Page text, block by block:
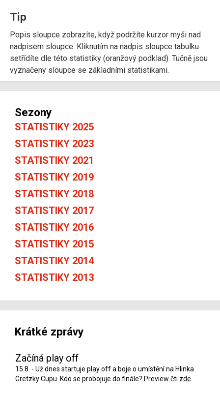
Tip
Popis sloupce zobrazíte, když podržíte kurzor myši nad
nadpisem sloupce. Kliknutím na nadpis sloupce tabulku
setřídíte dle této statistiky (oranžový podklad). Tučně jsou
vyznačeny sloupce se základními statistikami.
Sezony
STATISTIKY 2025
STATISTIKY 2023
STATISTIKY 2021
STATISTIKY 2019
STATISTIKY 2018
STATISTIKY 2017
STATISTIKY 2016
STATISTIKY 2015
STATISTIKY 2014
STATISTIKY 2013
Krátké zprávy
Začíná play off
15.8. - Už dnes startuje play off a boje o umístění na Hlinka
Gretzky Cupu. Kdo se probojuje do finále? Preview čti zde